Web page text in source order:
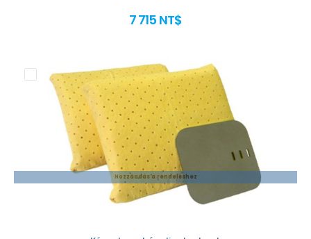
7 715 NT$
Hozzáadás a rendeléshez